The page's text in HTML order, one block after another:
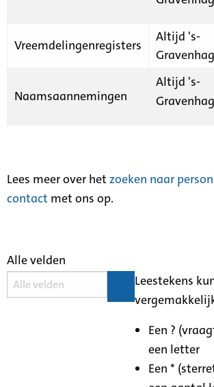
Vreemdelingenregisters
Altijd 's-
Naamsaannemingen
Altijd 's-
Lees meer over het zoeken naar
contact met ons op.
Alle velden
Leestekens
Een ?
een letter
Een *